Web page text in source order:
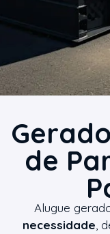
de
Alugue
necessidade ,